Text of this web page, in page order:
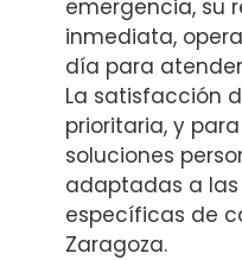
emergencia, su
inmediata,
día para
La satisfacción
prioritaria, y
soluciones
adaptadas a
específicas de
Zaragoza.